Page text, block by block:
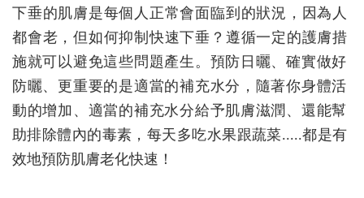
下垂的肌膚是每個人正常會面臨到的狀況，因為人
都會老，但如何抑制快速下垂？遵循一定的護膚措
施就可以避免這些問題產生。預防日曬、確實做好
防曬、更重要的是適當的補充水分，隨著你身體活
動的增加、適當的補充水分給予肌膚滋潤、還能幫
助排除體內的毒素，每天多吃水果跟蔬菜.....都是有
效地預防肌膚老化快速！